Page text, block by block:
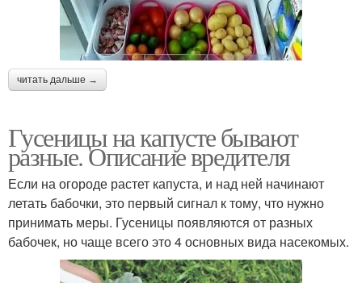
читать дальше →
Гусеницы на капусте бывают
разные. Описание вредителя
Если на огороде растет капуста, и над ней начинают
летать бабочки, это первый сигнал к тому, что нужно
принимать меры. Гусеницы появляются от разных
бабочек, но чаще всего это 4 основных вида насекомых.